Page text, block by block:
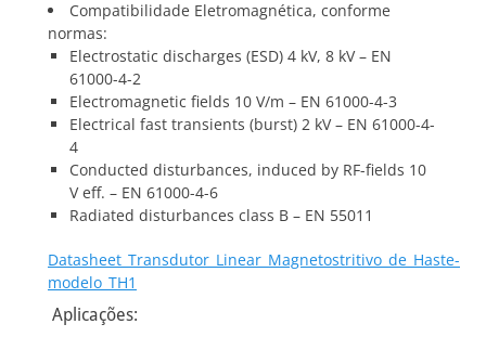
Compatibilidade Eletromagnética, conforme
normas:
Electrostatic discharges (ESD) 4 kV, 8 kV – EN
61000-4-2
Electromagnetic fields 10 V/m – EN 61000-4-3
Electrical fast transients (burst) 2 kV – EN 61000-4-
4
Conducted disturbances, induced by RF-fields 10
V eff. – EN 61000-4-6
Radiated disturbances class B – EN 55011
Datasheet_Transdutor_Linear_Magnetostritivo_de_Haste-
modelo_TH1
Aplicações: